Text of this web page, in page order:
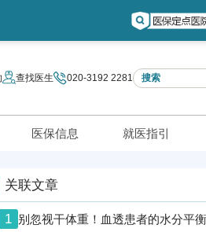
查找医生 020-3192 2281
医保信息 就医指引
关联文章
1 别忽视干体重！血透患者的水分平